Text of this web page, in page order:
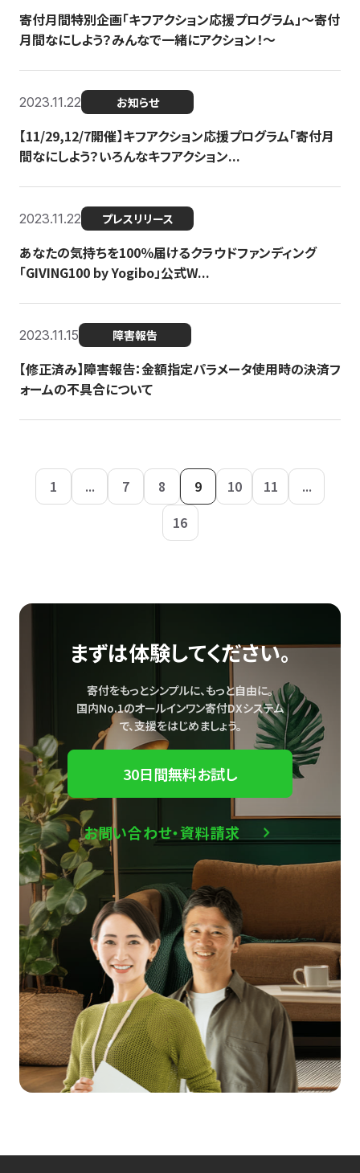
寄付月間特別企画「キフアクション応援プログラム」〜寄付
月間なにしよう？みんなで一緒にアクション！〜
2023.11.22 お知らせ
【11/29,12/7開催】キフアクション応援プログラム「寄付月
間なにしよう？いろんなキフアクション...
2023.11.22 プレスリリース
あなたの気持ちを100％届けるクラウドファンディング
「GIVING100 by Yogibo」公式W...
2023.11.15 障害報告
【修正済み】障害報告：金額指定パラメータ使用時の決済フ
ォームの不具合について
1 ... 7 8 9 10 11
...
16
まずは体験してください。
寄付をもっとシンプルに、もっと自由に。
国内No.1のオールインワン寄付DXシステム
で、支援をはじめましょう。
30日間無料お試し
お問い合わせ・資料請求